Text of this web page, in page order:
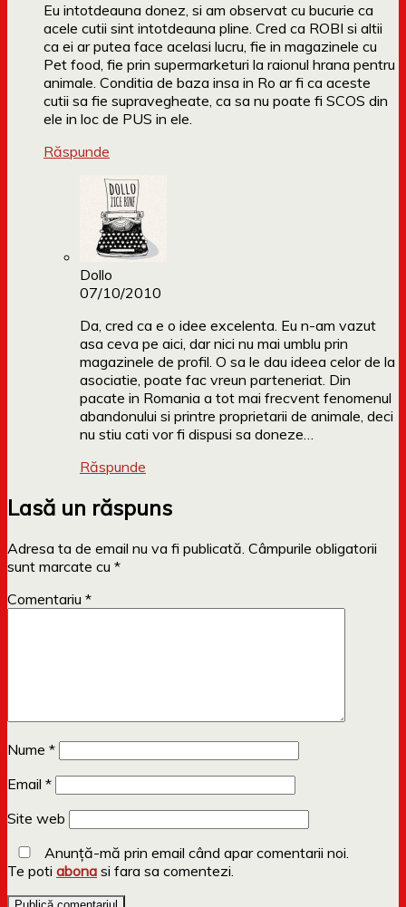
Eu intotdeauna donez, si am observat cu bucurie ca
acele cutii sint intotdeauna pline. Cred ca ROBI si altii
ca ei ar putea face acelasi lucru, fie in magazinele cu
Pet food, fie prin supermarketuri la raionul hrana pentru
animale. Conditia de baza insa in Ro ar fi ca aceste
cutii sa fie supravegheate, ca sa nu poate fi SCOS din
ele in loc de PUS in ele.
Răspunde
Dollo
07/10/2010
Da, cred ca e o idee excelenta. Eu n-am vazut
asa ceva pe aici, dar nici nu mai umblu prin
magazinele de profil. O sa le dau ideea celor de la
asociatie, poate fac vreun parteneriat. Din
pacate in Romania a tot mai frecvent fenomenul
abandonului si printre proprietarii de animale, deci
nu stiu cati vor fi dispusi sa doneze…
Răspunde
Lasă un răspuns
Adresa ta de email nu va fi publicată. Câmpurile obligatorii
sunt marcate cu *
Comentariu *
Nume *
Email *
Site web
Anunță-mă prin email când apar comentarii noi.
Te poti abona si fara sa comentezi.